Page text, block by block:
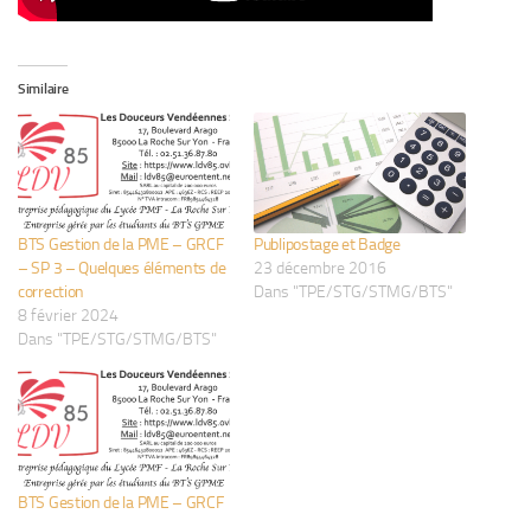
Similaire
BTS Gestion de la PME – GRCF
– SP 3 – Quelques éléments de
correction
8 février 2024
Dans "TPE/STG/STMG/BTS"
Publipostage et Badge
23 décembre 2016
Dans "TPE/STG/STMG/BTS"
BTS Gestion de la PME – GRCF